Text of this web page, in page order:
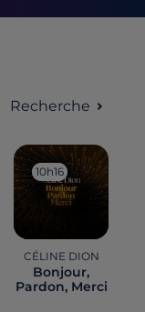
Recherche
10h16
10h16
CÉLINE DION
Bonjour,
Pardon, Merci